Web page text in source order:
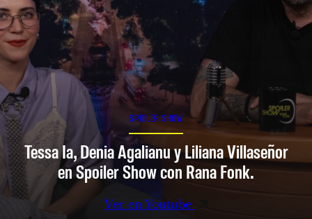
SPOILER SHOW
Tessa Ia, Denia Agalianu y Liliana Villaseñor
en Spoiler Show con Rana Fonk.
Ver en Youtube